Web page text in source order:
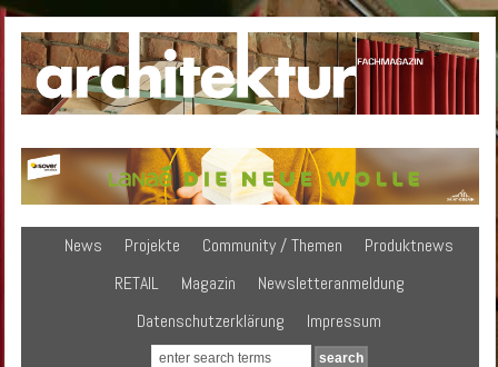
News Projekte Community / Themen
Produktnews
RETAIL
Magazin
Newsletteranmeldung
Datenschutzerklärung
Impressum